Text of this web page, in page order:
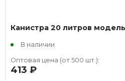
Канистра 20 литров
В наличии
Оптовая цена (от 500 шт.):
413